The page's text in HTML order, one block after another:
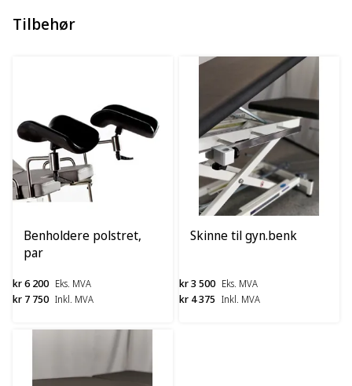
Tilbehør
Benholdere polstret,
par
kr 6 200 Eks. MVA
kr 7 750 Inkl. MVA
Skinne til gyn.benk
kr 3 500 Eks. MVA
kr 4 375 Inkl. MVA